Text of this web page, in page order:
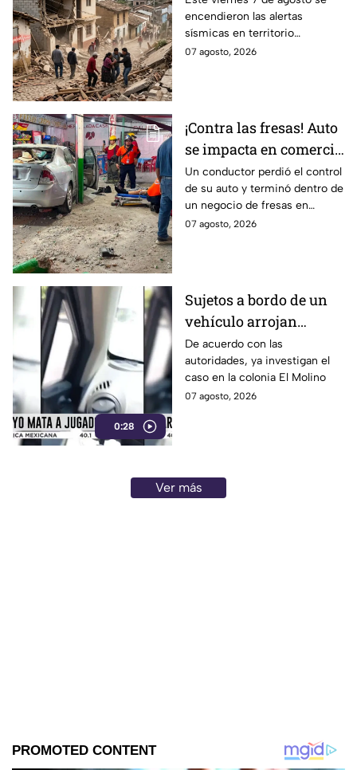
4.2 despertó con alertas
en México
encendieron las alertas
sísmicas en territorio
mexicano, conoce dónde fue y
07 agosto, 2026
¡Contra las fresas! Auto
se impacta en comercio
de fresas durante la
noche; esto sabemos
Un conductor perdió el control
de su auto y terminó dentro de
un negocio de fresas en
Carrizalito, Irapuato
07 agosto, 2026
0:28
Sujetos a bordo de un
vehículo arrojan
objetos peatones y
ciclistas en este punto
en León
De acuerdo con las
autoridades, ya investigan el
caso en la colonia El Molino
07 agosto, 2026
Ver más